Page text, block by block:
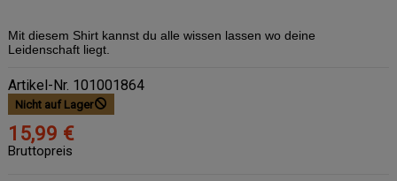
Mit diesem Shirt kannst du alle wissen lassen wo deine
Leidenschaft liegt.
Artikel-Nr. 101001864
Nicht auf Lager
15,99 €
Bruttopreis